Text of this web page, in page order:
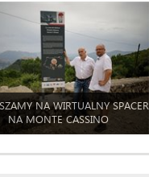
NA WIRTUALNY SPACER
NA MONTE CASSINO